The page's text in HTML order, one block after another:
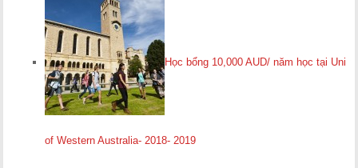
Học bổng 10,000 AUD/ năm học tại Uni
of Western Australia- 2018- 2019